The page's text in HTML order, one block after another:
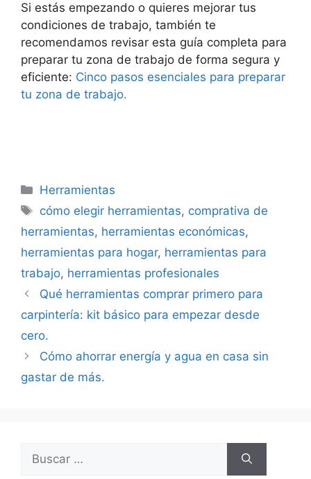
Si estás empezando o quieres mejorar tus
condiciones de trabajo, también te
recomendamos revisar esta guía completa para
preparar tu zona de trabajo de forma segura y
eficiente: Cinco pasos esenciales para preparar
tu zona de trabajo.
Categorías
Herramientas
Etiquetas
cómo elegir herramientas, comprativa de
herramientas, herramientas económicas,
herramientas para hogar, herramientas para
trabajo, herramientas profesionales
Qué herramientas comprar primero para
carpintería: kit básico para empezar desde
cero.
Cómo ahorrar energía y agua en casa sin
gastar de más.